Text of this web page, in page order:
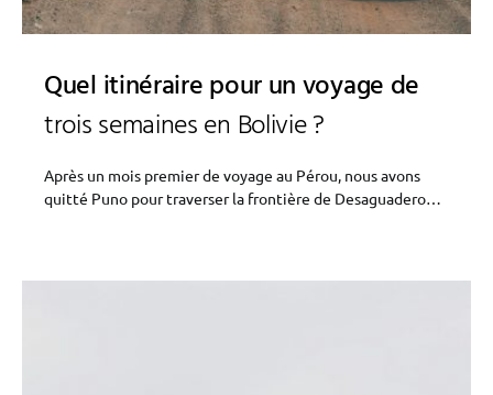
Quel itinéraire pour un voyage de
trois semaines en Bolivie ?
Après un mois premier de voyage au Pérou, nous avons
quitté Puno pour traverser la frontière de Desaguadero…